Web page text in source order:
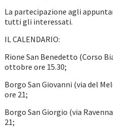
La partecipazione agli
tutti gli interessati.
IL CALENDARIO:
Rione San Benedetto (Corso
ottobre ore 15.30;
Borgo San Giovanni (via del
ore 21;
Borgo San Giorgio (via
21;